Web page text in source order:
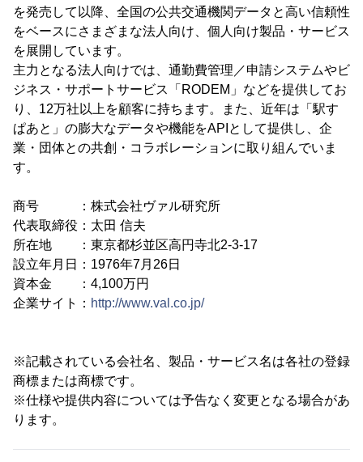
を発売して以降、全国の公共交通機関データと高い信頼性
をベースにさまざまな法人向け、個人向け製品・サービス
を展開しています。
主力となる法人向けでは、通勤費管理／申請システムやビ
ジネス・サポートサービス「RODEM」などを提供してお
り、12万社以上を顧客に持ちます。また、近年は「駅す
ぱあと」の膨大なデータや機能をAPIとして提供し、企
業・団体との共創・コラボレーションに取り組んでいま
す。
商号 ：株式会社ヴァル研究所
代表取締役：太田 信夫
所在地 ：東京都杉並区高円寺北2-3-17
設立年月日：1976年7月26日
資本金 ：4,100万円
企業サイト： http://www.val.co.jp/
※記載されている会社名、製品・サービス名は各社の登録
商標または商標です。
※仕様や提供内容については予告なく変更となる場合があ
ります。